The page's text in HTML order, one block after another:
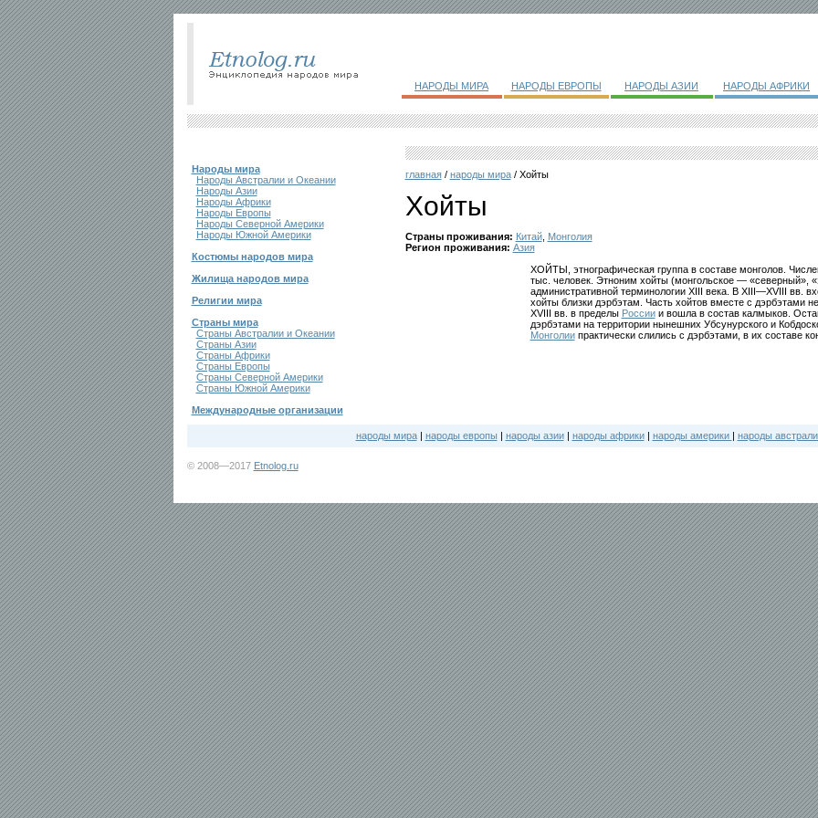
НАРОДЫ МИРА НАРОДЫ ЕВРОПЫ НАРОДЫ АЗИИ НАРОДЫ АФРИКИ
Народы мира
Народы Австралии и Океании
Народы Азии
Народы Африки
Народы Европы
Народы Северной Америки
Народы Южной Америки
Костюмы народов мира
Жилища народов мира
Религии мира
Страны мира
Страны Австралии и Океании
Страны Азии
Страны Африки
Страны Европы
Страны Северной Америки
Страны Южной Америки
Международные организации
главная/ народы мира/ Хойты
Хойты
Страны проживания: Китай, Монголия
Регион проживания: Азия
ХОЙТЫ, этнографическая группа в составе монголов.
тыс. человек. Этноним хойты (монгольское — «северный»,
административной терминологии XIII века. В XIII—XVIII вв.
хойты близки дэрбэтам. Часть хойтов вместе с дэрбэтами
XVIII вв. в пределы Россиии вошла в состав калмыков.
дэрбэтами на территории нынешних Убсунурского и
Монголиипрактически слились с дэрбэтами, в их составе
народы мира| народы европы | народы азии| народы африки| народы америки | народы
© 2008—2017 Etnolog.ru